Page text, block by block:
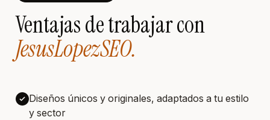
Ventajas de trabajar con
JesusLopezSEO.
Diseños únicos y originales, adaptados a tu estilo
y sector